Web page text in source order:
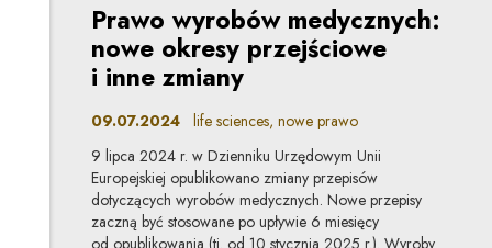
Prawo wyrobów medycznych:
nowe okresy przejściowe
i inne zmiany
09.07.2024 life sciences, nowe prawo
9 lipca 2024 r. w Dzienniku Urzędowym Unii
Europejskiej opublikowano zmiany przepisów
dotyczących wyrobów medycznych. Nowe przepisy
zaczną być stosowane po upływie 6 miesięcy